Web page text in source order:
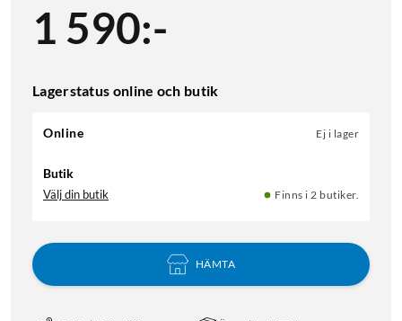
1 590:-
Lagerstatus online och butik
Online Ej i lager
Butik
Välj din butik Finns i 2 butiker.
HÄMTA